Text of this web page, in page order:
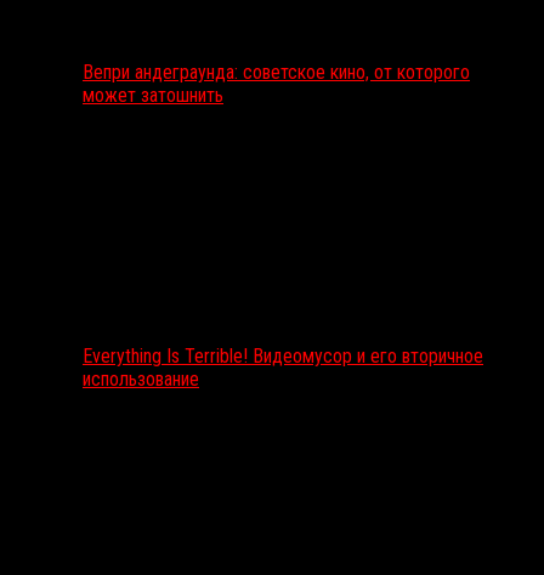
Вепри андеграунда: советское кино, от которого
может затошнить
Everything Is Terrible! Видеомусор и его вторичное
использование